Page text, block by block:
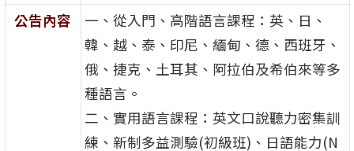
公告內容
一、從入門、高階語言課程：英、日、
韓、越、泰、印尼、緬甸、德、西班牙、
俄、捷克、土耳其、阿拉伯及希伯來等多
種語言。
二、實用語言課程：英文口說聽力密集訓
練、新制多益測驗(初級班)、日語能力(N